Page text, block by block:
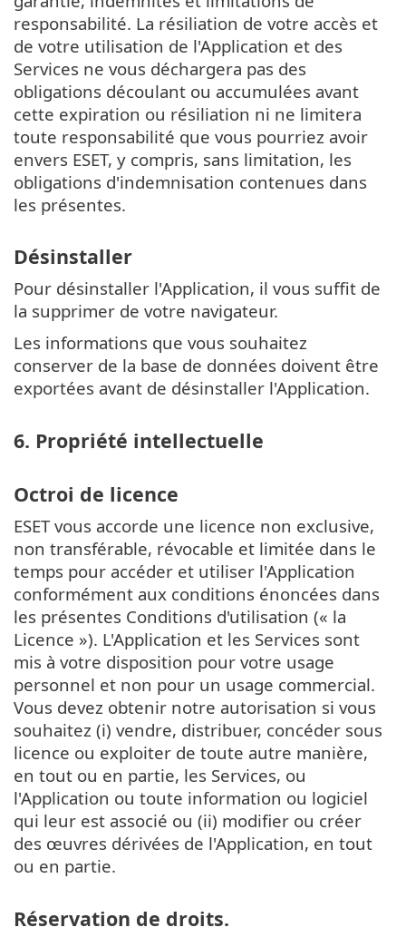
responsabilité. La résiliation de votre accès et
de votre utilisation de l'Application et des
Services ne vous déchargera pas des
obligations découlant ou accumulées avant
cette expiration ou résiliation ni ne limitera
toute responsabilité que vous pourriez avoir
envers ESET, y compris, sans limitation, les
obligations d'indemnisation contenues dans
les présentes.
Désinstaller
Pour désinstaller l'Application, il vous suffit de
la supprimer de votre navigateur.
Les informations que vous souhaitez
conserver de la base de données doivent être
exportées avant de désinstaller l'Application.
6. Propriété intellectuelle
Octroi de licence
ESET vous accorde une licence non exclusive,
non transférable, révocable et limitée dans le
temps pour accéder et utiliser l'Application
conformément aux conditions énoncées dans
les présentes Conditions d'utilisation (« la
Licence »). L'Application et les Services sont
mis à votre disposition pour votre usage
personnel et non pour un usage commercial.
Vous devez obtenir notre autorisation si vous
souhaitez (i) vendre, distribuer, concéder sous
licence ou exploiter de toute autre manière,
en tout ou en partie, les Services, ou
l'Application ou toute information ou logiciel
qui leur est associé ou (ii) modifier ou créer
des œuvres dérivées de l'Application, en tout
ou en partie.
Réservation de droits.